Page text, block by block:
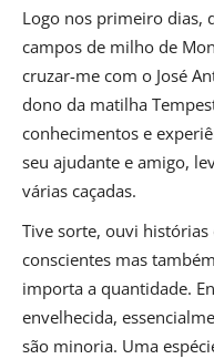
Logo nos primeiro dias,
campos de milho de
cruzar-me com o José
dono da matilha
conhecimentos e
seu ajudante e amigo,
várias caçadas.
Tive sorte, ouvi histórias
conscientes mas
importa a quantidade.
envelhecida,
são minoria. Uma